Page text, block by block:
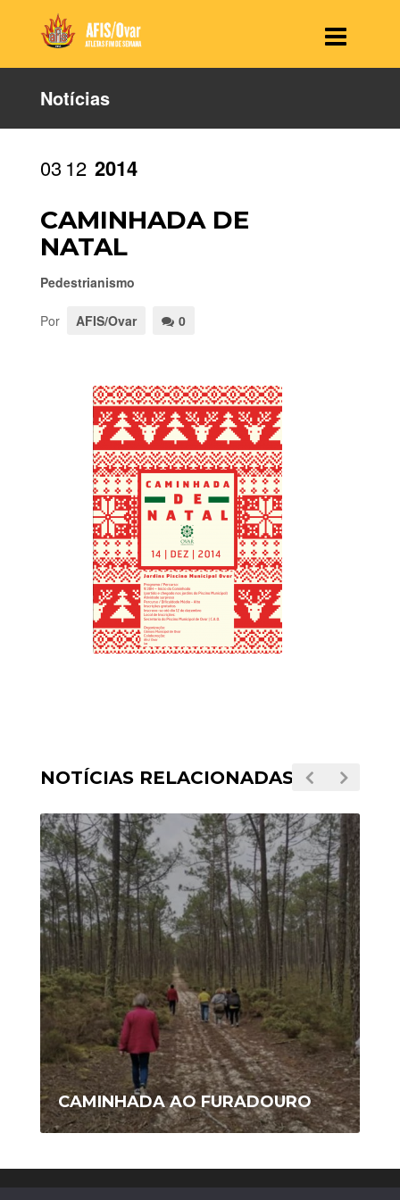
Notícias
03 12 2014
CAMINHADA DE
NATAL
Pedestrianismo
Por AFIS/Ovar 0
NOTÍCIAS RELACIONADAS
CAMINHADA AO FURADOURO